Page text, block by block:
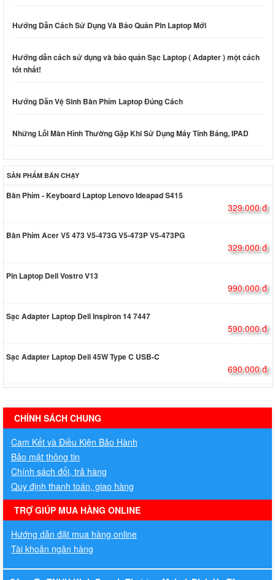
Hướng Dẫn Cách Sử Dụng Và Bảo Quản Pin Laptop Mới
Hướng dẫn cách sử dụng và bảo quản Sạc Laptop ( Adapter ) một cách
tốt nhất!
Hướng Dẫn Vệ Sinh Bàn Phím Laptop Đúng Cách
Những Lỗi Màn Hình Thường Gặp Khi Sử Dụng Máy Tính Bảng, IPAD
SẢN PHẨM BÁN CHẠY
Bàn Phím - Keyboard Laptop Lenovo Ideapad S415
329.000 đ
Bàn Phím Acer V5 473 V5-473G V5-473P V5-473PG
329.000 đ
Pin Laptop Dell Vostro V13
990.000 đ
Sạc Adapter Laptop Dell Inspiron 14 7447
590.000 đ
Sạc Adapter Laptop Dell 45W Type C USB-C
690.000 đ
hermes handbags outlet online
CHÍNH SÁCH CHUNG
Cam Kết và Điều Kiện Bảo Hành
Bảo mật thông tin
Chính sách đổi, trả hàng
Quy định thanh toán, giao hàng
TRỢ GIÚP MUA HÀNG ONLINE
Hướng dẫn đặt mua hàng online
Tài khoản ngân hàng